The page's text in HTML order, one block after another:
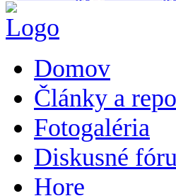
Domov
Články a
Fotogaléria
Diskusné
Hore